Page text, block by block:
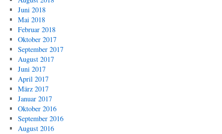
Juni 2018
Mai 2018
Februar 2018
Oktober 2017
September 2017
August 2017
Juni 2017
April 2017
März 2017
Januar 2017
Oktober 2016
September 2016
August 2016